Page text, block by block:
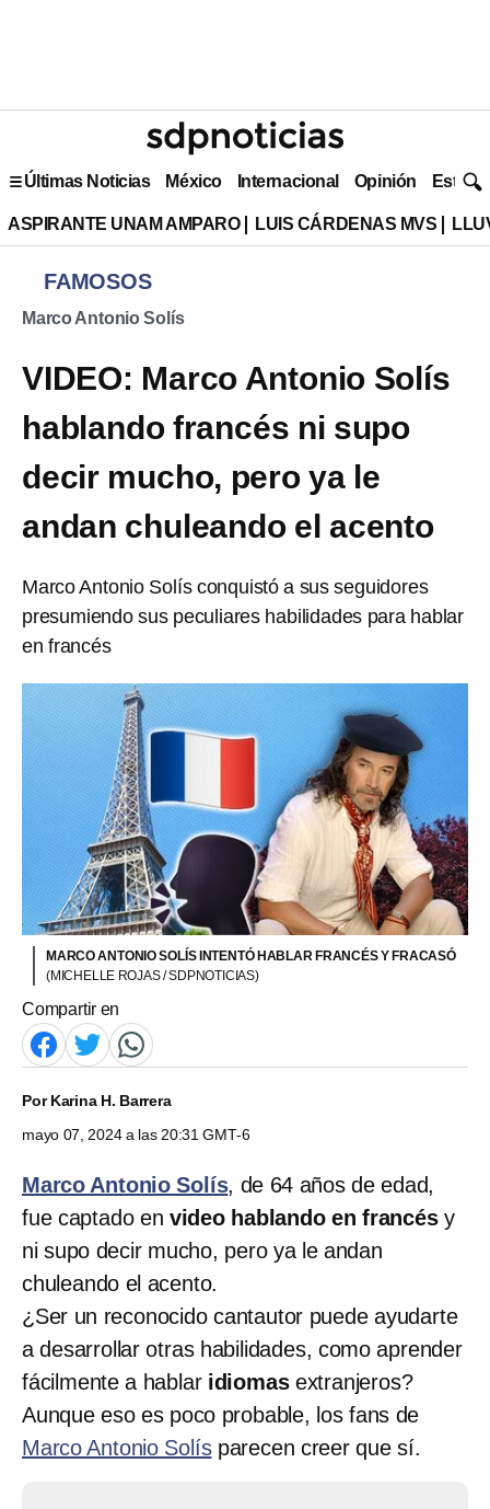
Últimas Noticias México Internacional Opinión Estilo
ASPIRANTE UNAM AMPARO LUIS CÁRDENAS MVS
FAMOSOS
Marco Antonio Solís
VIDEO: Marco Antonio Solís
hablando francés ni supo
decir mucho, pero ya le
andan chuleando el acento
Marco Antonio Solís conquistó a sus seguidores
presumiendo sus peculiares habilidades para hablar
en francés
MARCO ANTONIO SOLÍS INTENTÓ HABLAR FRANCÉS Y FRACASÓ
(MICHELLE ROJAS / SDPNOTICIAS)
Compartir en
PorKarina H. Barrera
mayo 07, 2024 a las 20:31 GMT-6
Marco Antonio Solís, de 64 años de edad,
fue captado en video hablando en francésy
ni supo decir mucho, pero ya le andan
chuleando el acento.
¿Ser un reconocido cantautor puede ayudarte
a desarrollar otras habilidades, como aprender
fácilmente a hablar idiomas extranjeros?
Aunque eso es poco probable, los fans de
Marco Antonio Solísparecen creer que sí.